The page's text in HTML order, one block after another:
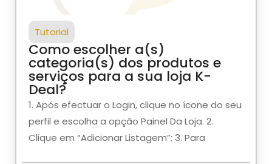
Tutorial
Como escolher a(s)
categoria(s) dos produtos e
serviços para a sua loja K-
Deal?
1. Após efectuar o Login, clique no ícone do seu
perfil e escolha a opção Painel Da Loja. 2.
Clique em “Adicionar Listagem”; 3. Para